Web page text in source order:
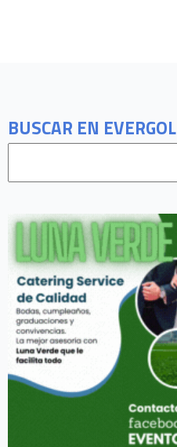
BUSCAR EN EVERGOL